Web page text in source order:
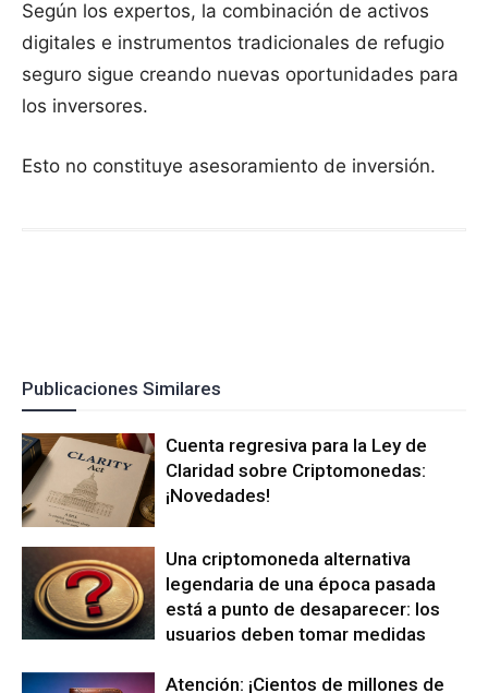
Según los expertos, la combinación de activos
digitales e instrumentos tradicionales de refugio
seguro sigue creando nuevas oportunidades para
los inversores.
Esto no constituye asesoramiento de inversión.
Publicaciones Similares
Cuenta regresiva para la Ley de
Claridad sobre Criptomonedas:
¡Novedades!
Una criptomoneda alternativa
legendaria de una época pasada
está a punto de desaparecer: los
usuarios deben tomar medidas
Atención: ¡Cientos de millones de